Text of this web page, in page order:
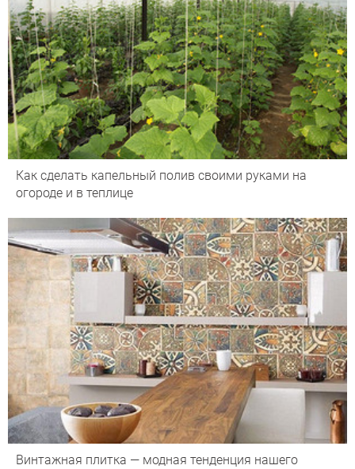
Как сделать капельный полив своими руками на
огороде и в теплице
Винтажная плитка — модная тенденция нашего